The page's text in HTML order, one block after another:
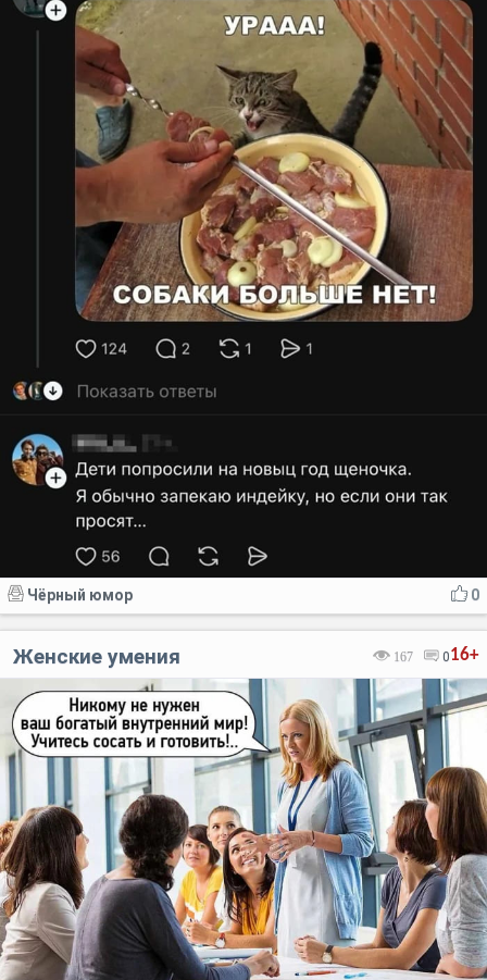
0
Чёрный юмор
16+
167 0
Женские умения